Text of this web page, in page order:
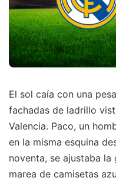
El sol caía con una
fachadas de ladrillo
Valencia. Paco, un
en la misma esquina
noventa, se ajustaba
marea de camisetas